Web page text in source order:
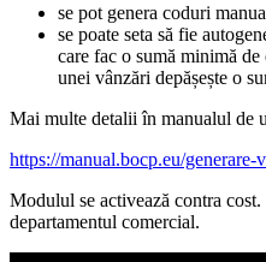
se pot genera coduri
se poate seta să fie
care fac o sumă minimă
unei vânzări depășește o
Mai multe detalii în manualul de
https://manual.bocp.eu/generare-
Modulul se activează contra
departamentul comercial.